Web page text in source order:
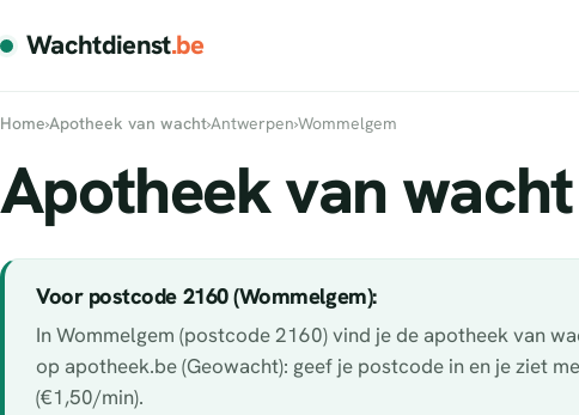
Wachtdienst.be
Home›Apotheek van wacht›Antwerpen›Wommelgem
Apotheek van
Voor postcode 2160 (Wommelgem):
In Wommelgem (postcode 2160) vind je de apotheek van
op apotheek.be (Geowacht): geef je postcode in en je ziet
(€1,50/min).